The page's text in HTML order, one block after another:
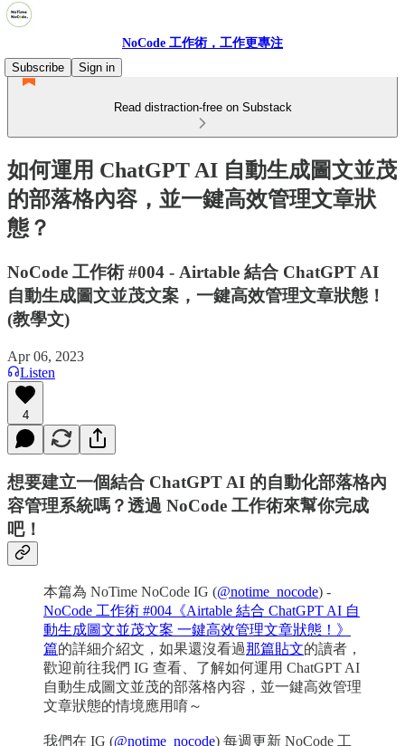
NoCode 工作術，工作更專注
Subscribe
Sign in
Read distraction-free on Substack
如何運用 ChatGPT AI 自動生成圖文並茂
的部落格內容，並一鍵高效管理文章狀
態？
NoCode 工作術 #004 - Airtable 結合 ChatGPT AI
自動生成圖文並茂文案，一鍵高效管理文章狀態！
(教學文)
Apr 06, 2023
Listen
4
想要建立一個結合 ChatGPT AI 的自動化部落格內
容管理系統嗎？透過 NoCode 工作術來幫你完成
吧！
本篇為 NoTime NoCode IG (@notime_nocode) -
NoCode 工作術 #004《Airtable 結合 ChatGPT AI 自
動生成圖文並茂文案 一鍵高效管理文章狀態！》
篇的詳細介紹文，如果還沒看過那篇貼文的讀者，
歡迎前往我們 IG 查看、了解如何運用 ChatGPT AI
自動生成圖文並茂的部落格內容，並一鍵高效管理
文章狀態的情境應用唷～
我們在 IG (@notime_nocode) 每週更新 NoCode 工